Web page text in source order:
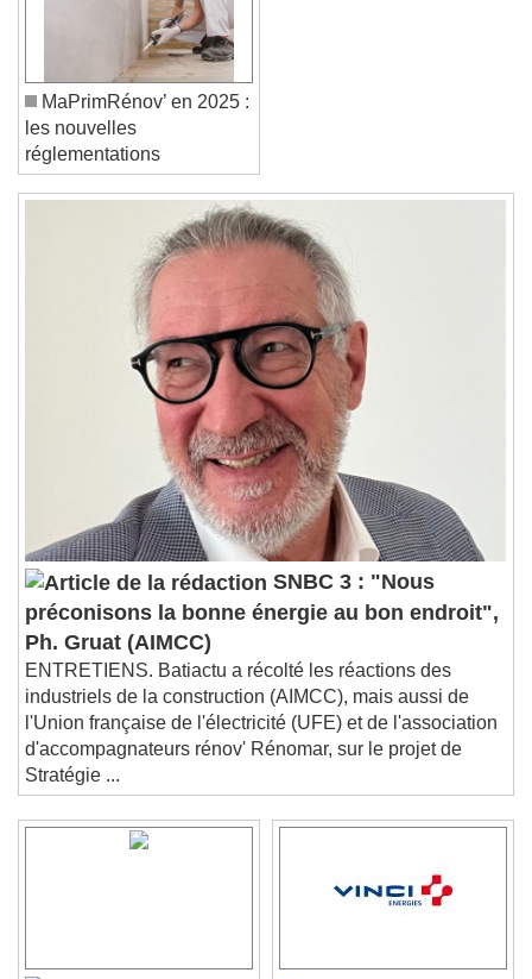
Font Family
Reset
Done
Close Modal Dialog
End of dialog window.
MaPrimRénov’ en 2025 :
les nouvelles
réglementations
SNBC 3 : "Nous
préconisons la bonne énergie au bon endroit",
Ph. Gruat (AIMCC)
ENTRETIENS. Batiactu a récolté les réactions des
industriels de la construction (AIMCC), mais aussi de
l'Union française de l'électricité (UFE) et de l'association
d'accompagnateurs rénov' Rénomar, sur le projet de
Stratégie ...